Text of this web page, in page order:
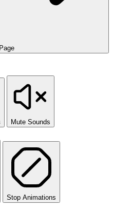
Mute Sounds
Stop Animations